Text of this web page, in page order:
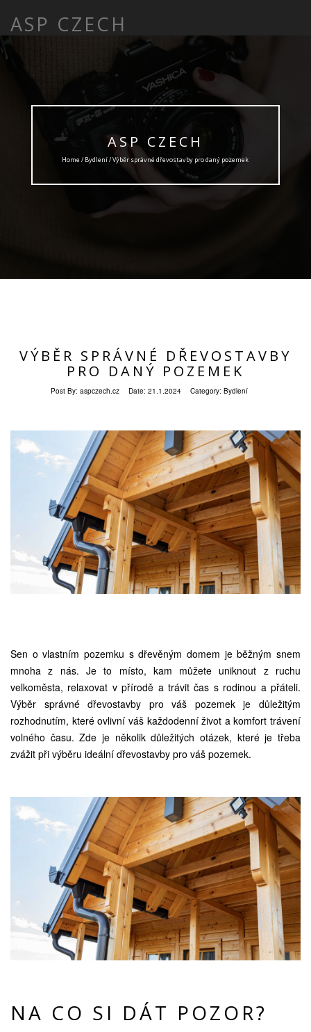
ASP CZECH
ASP CZECH
Home / Bydlení/ Výběr správné dřevostavby pro daný pozemek
VÝBĚR SPRÁVNÉ DŘEVOSTAVBY
PRO DANÝ POZEMEK
Post By: aspczech.cz Date: 21.1.2024 Category: Bydlení
Sen o vlastním pozemku s dřevěným domem je běžným snem
mnoha z nás. Je to místo, kam můžete uniknout z ruchu
velkoměsta, relaxovat v přírodě a trávit čas s rodinou a přáteli.
Výběr správné dřevostavby pro váš pozemek je důležitým
rozhodnutím, které ovlivní váš každodenní život a komfort trávení
volného času. Zde je několik důležitých otázek, které je třeba
zvážit při výběru ideální dřevostavby pro váš pozemek.
NA CO SI DÁT POZOR?